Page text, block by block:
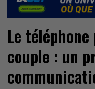
Le
couple : un